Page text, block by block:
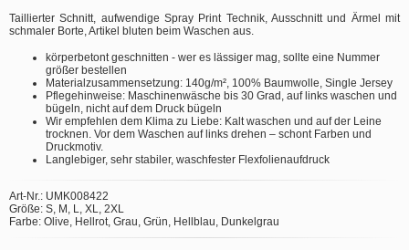
Taillierter Schnitt, aufwendige Spray Print Technik, Ausschnitt und Ärmel mit
schmaler Borte, Artikel bluten beim Waschen aus.
körperbetont geschnitten - wer es lässiger mag, sollte eine Nummer
größer bestellen
Materialzusammensetzung: 140g/m², 100% Baumwolle, Single Jersey
Pflegehinweise: Maschinenwäsche bis 30 Grad, auf links waschen und
bügeln, nicht auf dem Druck bügeln
Wir empfehlen dem Klima zu Liebe: Kalt waschen und auf der Leine
trocknen. Vor dem Waschen auf links drehen – schont Farben und
Druckmotiv.
Langlebiger, sehr stabiler, waschfester Flexfolienaufdruck
Art-Nr.: UMK008422
Größe: S, M, L, XL, 2XL
Farbe: Olive, Hellrot, Grau, Grün, Hellblau, Dunkelgrau